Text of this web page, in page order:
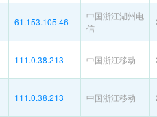
61.153.105.46
中国浙江湖州电
信
111.0.38.213 中国浙江移动
111.0.38.213 中国浙江移动